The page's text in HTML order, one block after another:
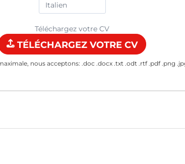
Téléchargez votre CV
TÉLÉCHARGEZ VOTRE CV
nous acceptons: .doc .docx .txt .odt .rtf .pdf .png